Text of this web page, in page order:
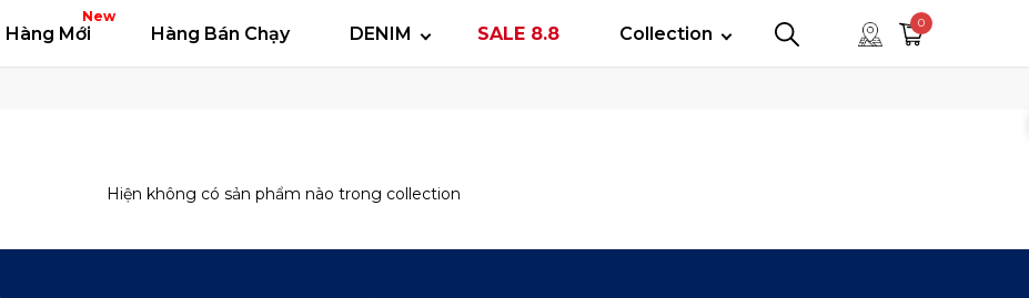
Hàng Mới
New
Hàng Bán Chạy DENIM SALE 8.8 Collection
0
Hiện không có sản phẩm nào trong collection